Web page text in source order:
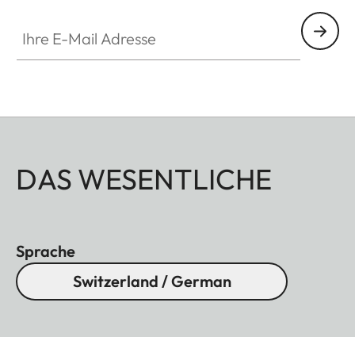
DAS WESENTLICHE
Sprache
Switzerland / German